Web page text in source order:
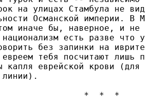
на улицах Стамбула не
Османской империи. В
иначе бы, наверное, и не
национализм есть разве
без запинки на
евреем тебя посчитают лишь
капля еврейской крови (для
линии).
*  *  *